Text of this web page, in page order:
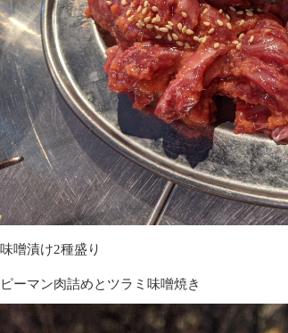
味噌漬け2種盛り
ピーマン肉詰めとツラミ味噌焼き